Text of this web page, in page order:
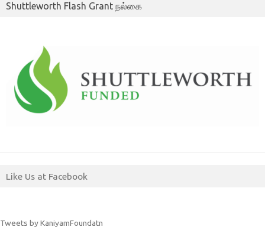
Shuttleworth Flash Grant நல்கை
Like Us at Facebook
Tweets by KaniyamFoundatn